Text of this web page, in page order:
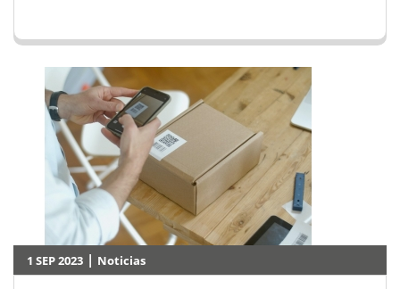
1 SEP 2023 | Noticias